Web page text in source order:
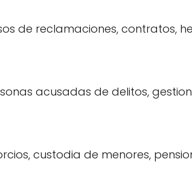
de reclamaciones, contratos,
acusadas de delitos,
custodia de menores,